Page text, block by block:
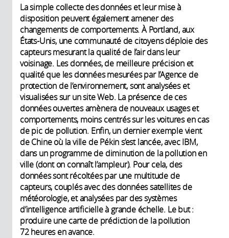
La simple collecte des données et leur mise à
disposition peuvent également amener des
changements de comportements. À Portland, aux
États-Unis, une communauté de citoyens déploie des
capteurs mesurant la qualité de l’air dans leur
voisinage. Les données, de meilleure précision et
qualité que les données mesurées par l’Agence de
protection de l’environnement, sont analysées et
visualisées sur un site Web. La présence de ces
données ouvertes amènera de nouveaux usages et
comportements, moins centrés sur les voitures en cas
de pic de pollution. Enfin, un dernier exemple vient
de Chine où la ville de Pékin s’est lancée, avec IBM,
dans un programme de diminution de la pollution en
ville (dont on connaît l’ampleur). Pour cela, des
données sont récoltées par une multitude de
capteurs, couplés avec des données satellites de
météorologie, et analysées par des systèmes
d’intelligence artificielle à grande échelle. Le but :
produire une carte de prédiction de la pollution
72 heures en avance.